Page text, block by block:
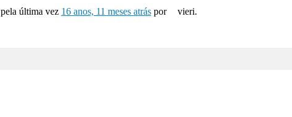
última vez 16 anos, 11 meses atráspor
vieri.